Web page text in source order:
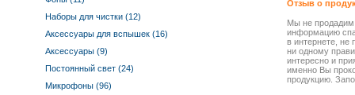
Наборы для чистки (12)
Аксессуары для вспышек (16)
Аксессуары (9)
Постоянный свет (24)
Микрофоны (96)
Отзыв о
Мы не
информацию
в интернете, не
ни одному
интересно и
именно Вы
продукцию.